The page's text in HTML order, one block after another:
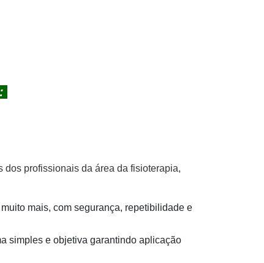
dos profissionais da área da fisioterapia,
mais, com segurança, repetibilidade e
simples e objetiva garantindo aplicação